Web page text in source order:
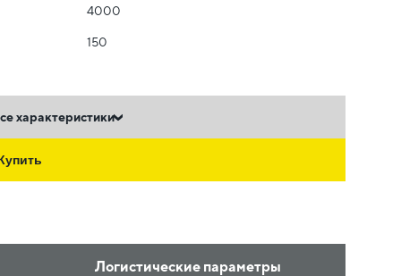
4000
150
характеристики
Логистические параметры